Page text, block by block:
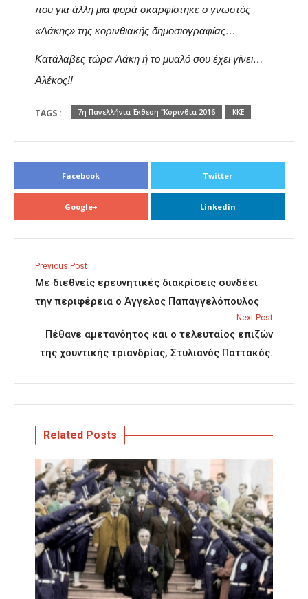
που για άλλη μια φορά σκαρφίστηκε ο γνωστός
«Λάκης» της κορινθιακής δημοσιογραφίας…
Κατάλαβες τώρα Λάκη ή το μυαλό σου έχει γίνει…
Αλέκος!!
TAGS : 7η Πανελλήνια Έκθεση "Κορινθία 2016 ΚΚΕ
Facebook Twitter
Google+ Linkedin
Previous Post
Με διεθνείς ερευνητικές διακρίσεις συνδέει
την περιφέρεια ο Άγγελος Παπαγγελόπουλος
Next Post
Πέθανε αμετανόητος και ο τελευταίος επιζών
της χουντικής τριανδρίας, Στυλιανός Παττακός.
Related Posts